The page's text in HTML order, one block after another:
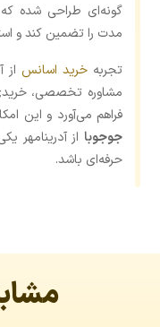
گونه‌ای طراحی شده
‌مدت را تضمین کند و
تجربه خرید اسانس از
مشاوره تخصصی،
فراهم می‌آورد و این
جوجوبا از آدرینامهر
حرفه‌ای باشد.